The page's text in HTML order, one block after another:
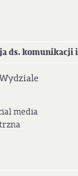
ds. komunikacji
media